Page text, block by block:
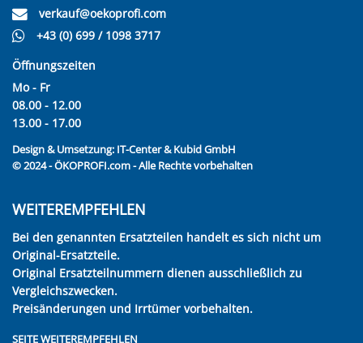
verkauf@oekoprofi.com
+43 (0) 699 / 1098 3717
Öffnungszeiten
Mo - Fr
08.00 - 12.00
13.00 - 17.00
Design & Umsetzung: IT-Center & Kubid GmbH
© 2024 - ÖKOPROFI.com - Alle Rechte vorbehalten
WEITEREMPFEHLEN
Bei den genannten Ersatzteilen handelt es sich nicht um
Original-Ersatzteile.
Original Ersatzteilnummern dienen ausschließlich zu
Vergleichszwecken.
Preisänderungen und Irrtümer vorbehalten.
SEITE WEITEREMPFEHLEN